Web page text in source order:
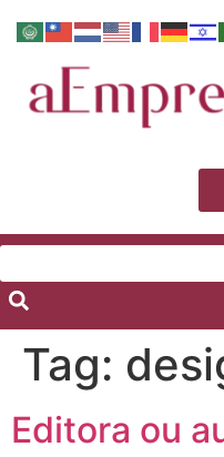
Tag:
Editora ou